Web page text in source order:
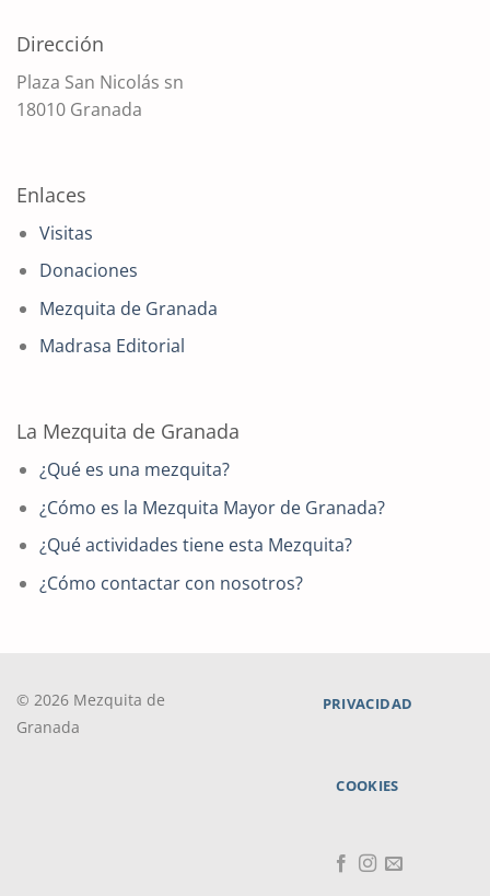
Dirección
Plaza San Nicolás sn
18010 Granada
Enlaces
Visitas
Donaciones
Mezquita de Granada
Madrasa Editorial
La Mezquita de Granada
¿Qué es una mezquita?
¿Cómo es la Mezquita Mayor de Granada?
¿Qué actividades tiene esta Mezquita?
¿Cómo contactar con nosotros?
© 2026 Mezquita de
Granada
PRIVACIDAD
COOKIES